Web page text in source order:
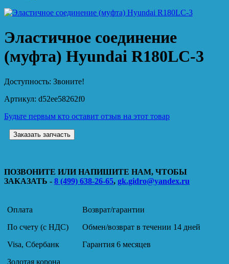
Эластичное соединение
(муфта) Hyundai R180LC-3
Доступность: Звоните!
Артикул: d52ee58262f0
Будьте первым кто оставит отзыв на этот товар
Заказать запчасть
ПОЗВОНИТЕ ИЛИ НАПИШИТЕ НАМ, ЧТОБЫ
ЗАКАЗАТЬ - 8 (499) 638-26-65, gk.gidro@yandex.ru
Оплата
По счету (с НДС)
Visa, Сбербанк
Золотая корона
Возврат/гарантии
Обмен/возврат в течении 14 дней
Гарантия 6 месяцев